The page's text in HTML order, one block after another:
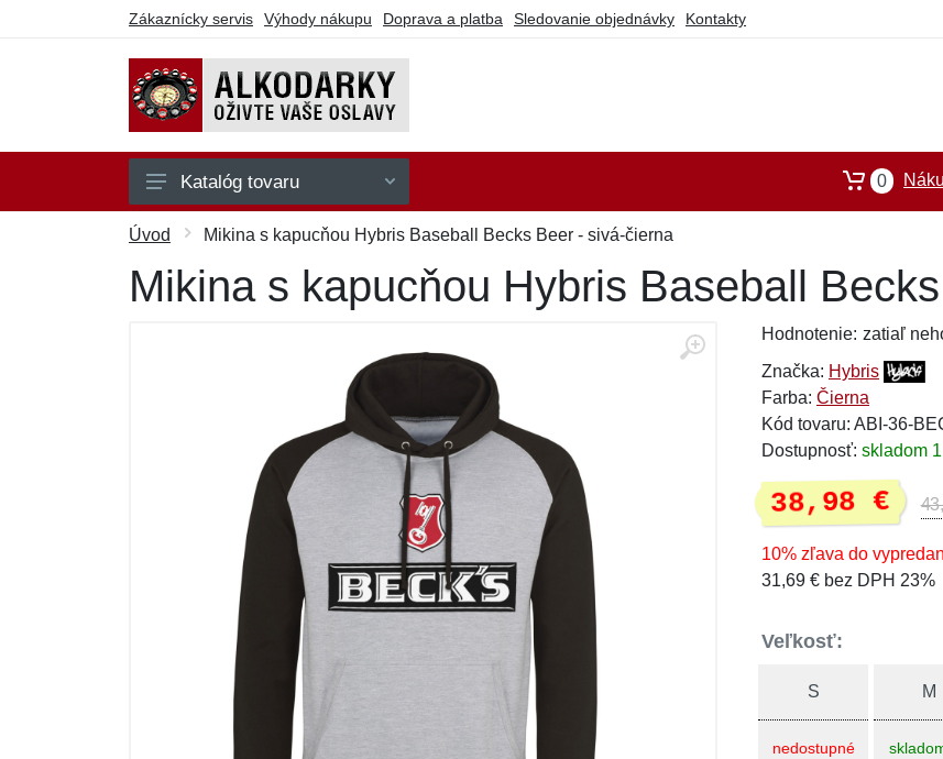
Zákaznícky servis Výhody nákupu Doprava a platba Sledovanie objednávky Kontakty
Na hranie
Na party
Darčekové poukazy
Katalóg tovaru 0
Úvod Mikina s kapucňou Hybris Baseball Becks Beer - sivá-čierna
Mikina s kapucňou Hybris Baseball
Hodnotenie: zatiaľ
Značka: Hybris
Farba: Čierna
Kód tovaru: ABI-36-
Dostupnosť: skladom
38,98 €
10% zľava do
31,69 € bez DPH 23%
Veľkosť:
S
nedostupné
M